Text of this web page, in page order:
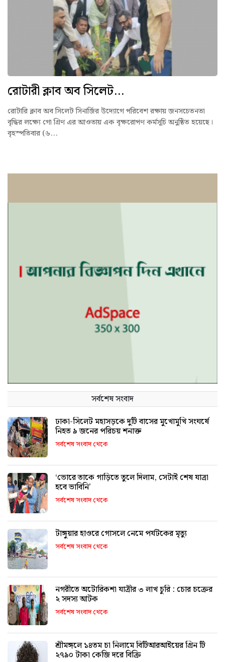
রোটারী ক্লাব অব সিলেট...
রোটারি ক্লাব অব সিলেট সিনার্জির উদ্যোগে পরিবেশ রক্ষায় জনসচেতনতা
বৃদ্ধির লক্ষ্যে গো গ্রিণ এর আওতায় এক বৃক্ষরোপণ কর্মসূচি অনুষ্ঠিত হয়েছে।
বৃহস্পতিবার (৬...
সর্বশেষ সংবাদ
ঢাকা-সিলেট মহাসড়কে দুটি বাসের মুখোমুখি সংঘর্ষে
নিহত ৯ জনের পরিচয় শনাক্ত
সর্বশেষ সংবাদ থেকে
‘ভোরে তাকে গাড়িতে তুলে দিলাম, সেটাই শেষ যাত্রা
হবে ভাবিনি’
সর্বশেষ সংবাদ থেকে
টাঙ্গুয়ার হাওরে গোসলে নেমে পর্যটকের মৃত্যু
সর্বশেষ সংবাদ থেকে
নগরীতে অটোরিকশা যাত্রীর ৩ লাখ চুরি : চোর চক্রের
২ সদস্য আটক
সর্বশেষ সংবাদ থেকে
শ্রীমঙ্গলে ১৪তম চা নিলামে বিটিআরআইয়ের গ্রিন টি
২৭৯০ টাকা কেজি দরে বিক্রি